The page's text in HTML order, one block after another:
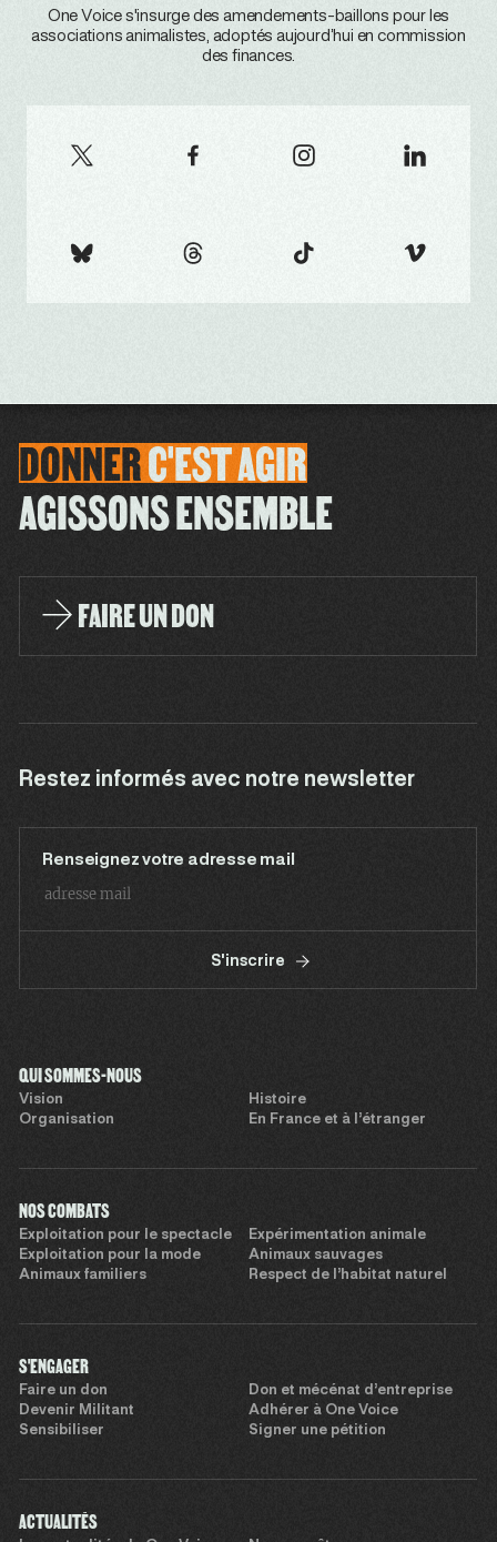
One Voice s'insurge des amendements-baillons pour les
associations animalistes, adoptés aujourd’hui en commission
des finances.
DONNERC'ESTAGIR
AGISSONS ENSEMBLE
FAIRE UN DON
Restez informés avec notre newsletter
Renseignez votre adresse mail
S'inscrire
QUI SOMMES-NOUS
Vision
Histoire
Organisation
En France et à l’étranger
NOS COMBATS
Exploitation pour le spectacle
Expérimentation animale
Exploitation pour la mode
Animaux sauvages
Animaux familiers
Respect de l’habitat naturel
S'ENGAGER
Faire un don
Don et mécénat d’entreprise
Devenir Militant
Adhérer à One Voice
Sensibiliser
Signer une pétition
ACTUALITÉS